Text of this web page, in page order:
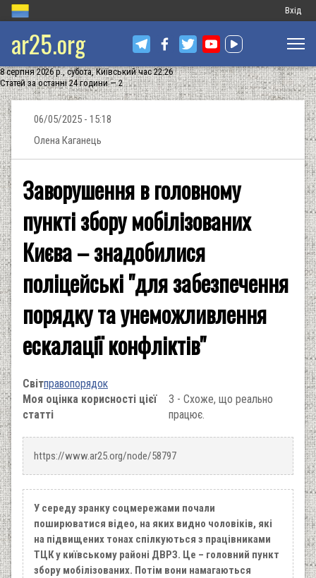
Меню
запису
Вхід
ar25.org
8 серпня 2026 р., субота, Київський час 22:26
Статей за останні 24 години — 2
06/05/2025 - 15:18
Олена Каганець
Заворушення в головному
пункті збору мобілізованих
Києва – знадобилися
поліцейські "для забезпечення
порядку та унеможливлення
ескалації конфліктів"
Світправопорядок
Моя оцінка корисності цієї
статті
3 - Схоже, що реально
працює.
https://www.ar25.org/node/58797
У середу зранку соцмережами почали
поширюватися відео, на яких видно чоловіків, які
на підвищених тонах спілкуються з працівниками
ТЦК у київському районі ДВРЗ. Це – головний пункт
збору мобілізованих. Потім вони намагаються